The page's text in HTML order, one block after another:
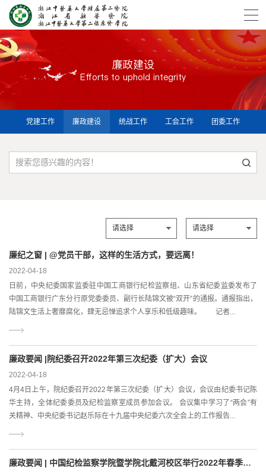
廉政建设
Efforts to uphold integrity
党建工作 廉政建设 统战工作 工会工作 团委工作
廉纪之窗 | @党员干部，这样的生活方式，要远离！
2022-04-18
日前，中央纪委国家监委驻中国工商银行纪检监察组、山东省纪委监委发布了
中国工商银行广东分行原党委委员、副行长陆锦文被“双开”的通报。通报指出，
陆锦文生活上奢靡腐化，肆无忌惮追求个人享乐和低级趣味。 记者...
廉政要闻 |院纪委召开2022年第三次纪委（扩大）会议
2022-04-18
4月4日上午，院纪委召开2022年第三次纪委（扩大）会议，会议由纪委书记陈
华主持，全体纪委委员及纪检监察室成员参加会议。 会议集中学习了“两会”有
关精神、中央纪委书记赵乐际在十九届中央纪委六次全会上的工作报告...
廉政要闻 | 中国纪检监察学院暨学院北戴河校区举行2022年春季学期开学典礼 杨晓渡出席并讲话